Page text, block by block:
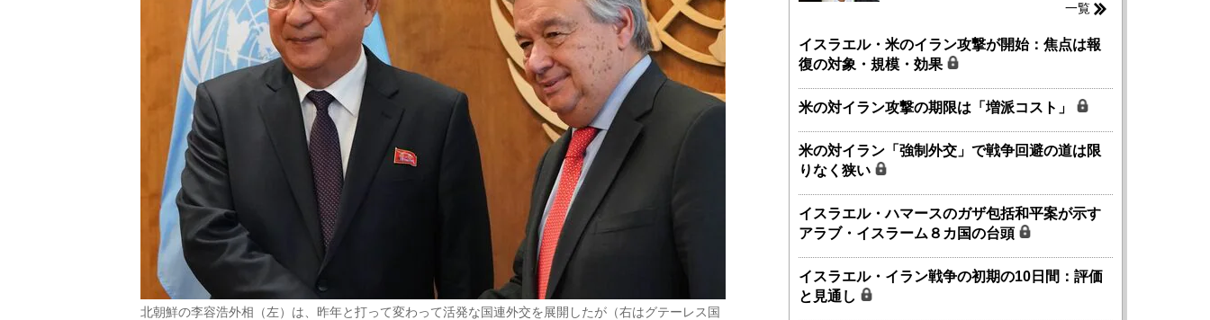
北朝鮮の李容浩外相（左）は、昨年と打って変わって活発な国連外交を展開したが（右はグテーレス国
一覧
イスラエル・米のイラン攻撃が開始：焦点は報
復の対象・規模・効果
米の対イラン攻撃の期限は「増派コスト」
米の対イラン「強制外交」で戦争回避の道は限
りなく狭い
イスラエル・ハマースのガザ包括和平案が示す
アラブ・イスラーム８カ国の台頭
イスラエル・イラン戦争の初期の10日間：評価
と見通し